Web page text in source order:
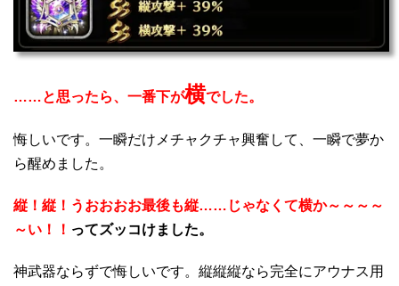
……と思ったら、一番下が横でした。
悔しいです。一瞬だけメチャクチャ興奮して、一瞬で夢か
ら醒めました。
縦！縦！うおおおお最後も縦……じゃなくて横か～～～～
～い！！ ってズッコけました。
神武器ならずで悔しいです。縦縦縦なら完全にアウナス用